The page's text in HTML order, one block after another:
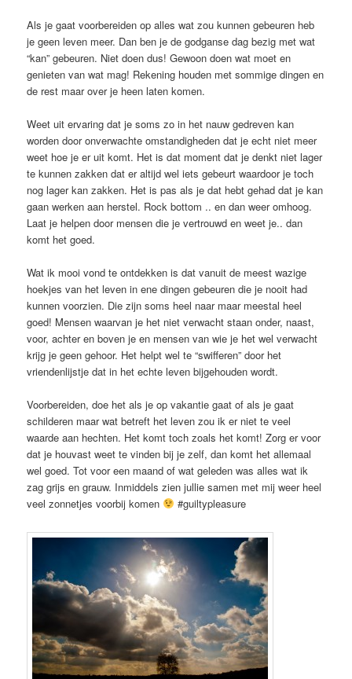
Als je gaat voorbereiden op alles wat zou kunnen gebeuren heb
je geen leven meer. Dan ben je de godganse dag bezig met wat
“kan” gebeuren. Niet doen dus! Gewoon doen wat moet en
genieten van wat mag! Rekening houden met sommige dingen en
de rest maar over je heen laten komen.
Weet uit ervaring dat je soms zo in het nauw gedreven kan
worden door onverwachte omstandigheden dat je echt niet meer
weet hoe je er uit komt. Het is dat moment dat je denkt niet lager
te kunnen zakken dat er altijd wel iets gebeurt waardoor je toch
nog lager kan zakken. Het is pas als je dat hebt gehad dat je kan
gaan werken aan herstel. Rock bottom .. en dan weer omhoog.
Laat je helpen door mensen die je vertrouwd en weet je.. dan
komt het goed.
Wat ik mooi vond te ontdekken is dat vanuit de meest wazige
hoekjes van het leven in ene dingen gebeuren die je nooit had
kunnen voorzien. Die zijn soms heel naar maar meestal heel
goed! Mensen waarvan je het niet verwacht staan onder, naast,
voor, achter en boven je en mensen van wie je het wel verwacht
krijg je geen gehoor. Het helpt wel te “swifferen” door het
vriendenlijstje dat in het echte leven bijgehouden wordt.
Voorbereiden, doe het als je op vakantie gaat of als je gaat
schilderen maar wat betreft het leven zou ik er niet te veel
waarde aan hechten. Het komt toch zoals het komt! Zorg er voor
dat je houvast weet te vinden bij je zelf, dan komt het allemaal
wel goed. Tot voor een maand of wat geleden was alles wat ik
zag grijs en grauw. Inmiddels zien jullie samen met mij weer heel
veel zonnetjes voorbij komen
#guiltypleasure